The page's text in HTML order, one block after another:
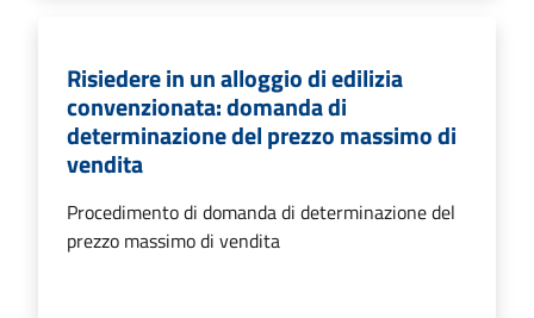
Risiedere in un alloggio di edilizia
convenzionata: domanda di
determinazione del prezzo massimo di
vendita
Procedimento di domanda di determinazione del
prezzo massimo di vendita